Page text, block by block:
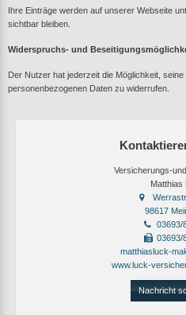
Versicherungs-
Matthias
98617
03693/
03693/
matthiasluck-
www.luck-
Nachricht
Ihre Einträge werden auf unserer Webseite
sichtbar bleiben.
Widerspruchs- und
Der Nutzer hat jederzeit die Möglichkeit,
personenbezogenen Daten zu widerrufen.